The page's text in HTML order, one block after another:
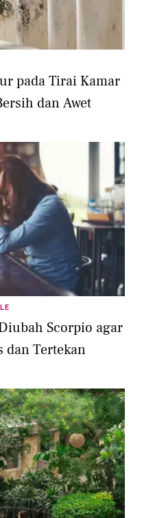
pada Tirai Kamar
dan Awet
Scorpio agar
dan Tertekan